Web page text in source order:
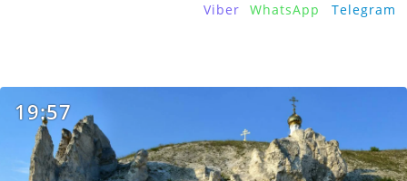
Viber WhatsApp Telegram
19:57